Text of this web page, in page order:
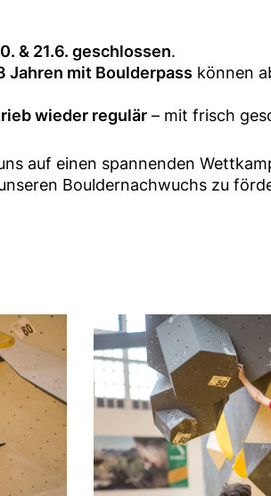
& 21.6. geschlossen.
Jahren mit Boulderpass können
wieder regulär– mit frisch
auf einen spannenden
Bouldernachwuchs zu